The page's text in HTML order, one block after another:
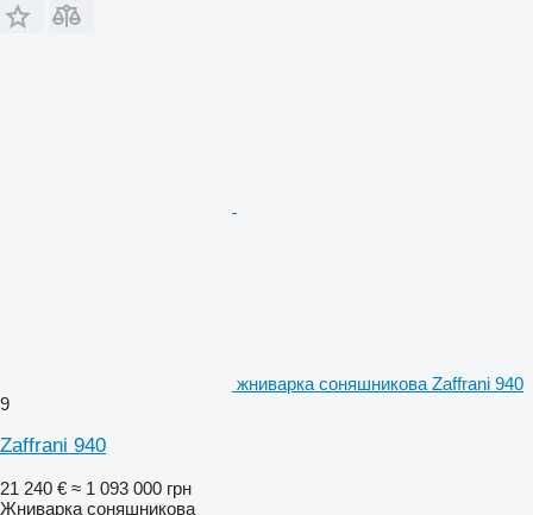
жниварка соняшникова Zaffrani 940
9
Zaffrani 940
21 240 € ≈ 1 093 000 грн
Жниварка соняшникова